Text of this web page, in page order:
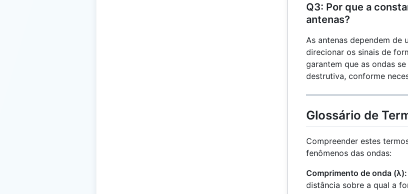
Q3: Por que a
antenas?
As antenas dependem de
direcionar os sinais de
garantem que as ondas
destrutiva, conforme
Glossário de
Compreender estes
fenômenos das ondas:
Comprimento de onda (λ):
distância sobre a qual a